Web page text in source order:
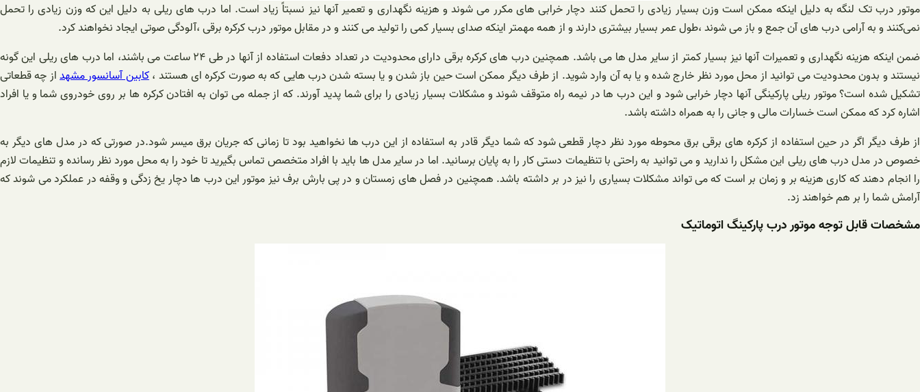
موتور درب تک لنگه به دلیل اینکه ممکن است وزن بسیار زیادی را تحمل کنند دچار خرابی های مکرر می شوند و هزینه نگهداری و تعمیر آنها نیز نسبتاً زیاد است. اما درب های ریلی به دلیل این که وزن زیادی را تحمل
نمی‌کنند و به آرامی درب های آن جمع و باز می شوند ،طول عمر بسیار بیشتری دارند و از همه مهمتر اینکه صدای بسیار کمی را تولید می کنند و در مقابل موتور درب کرکره برقی ،آلودگی صوتی ایجاد نخواهند کرد.
ضمن اینکه هزینه نگهداری و تعمیرات آنها نیز بسیار کمتر از سایر مدل ها می باشد. همچنین درب های کرکره برقی دارای محدودیت در تعداد دفعات استفاده از آنها در طی ۲۴ ساعت می باشند، اما درب های ریلی این گونه
نیستند و بدون محدودیت می توانید از محل مورد نظر خارج شده و یا به آن وارد شوید. از طرف دیگر ممکن است حین باز شدن و یا بسته شدن درب هایی که به صورت کرکره ای هستند ،کابین آسانسور مشهداز چه قطعاتی
تشکیل شده است؟ موتور ریلی پارکینگی آنها دچار خرابی شود و این درب ها در نیمه راه متوقف شوند و مشکلات بسیار زیادی را برای شما پدید آورند. که از جمله می توان به افتادن کرکره ها بر روی خودروی شما و یا افراد
اشاره کرد که ممکن است خسارات مالی و جانی را به همراه داشته باشد.
از طرف دیگر اگر در حین استفاده از کرکره های برقی برق محوطه مورد نظر دچار قطعی شود که شما دیگر قادر به استفاده از این درب ها نخواهید بود تا زمانی که جریان برق میسر شود.در صورتی که در مدل های دیگر به
خصوص در مدل درب های ریلی این مشکل را ندارید و می توانید به راحتی با تنظیمات دستی کار را به پایان برسانید. اما در سایر مدل ها باید با افراد متخصص تماس بگیرید تا خود را به محل مورد نظر رسانده و تنظیمات لازم
را انجام دهند که کاری هزینه بر و زمان بر است که می تواند مشکلات بسیاری را نیز در بر داشته باشد. همچنین در فصل های زمستان و در پی بارش برف نیز موتور این درب ها دچار یخ زدگی و وقفه در عملکرد می شوند که
آرامش شما را بر هم خواهند زد.
مشخصات قابل توجه موتور درب پارکینگ اتوماتیک